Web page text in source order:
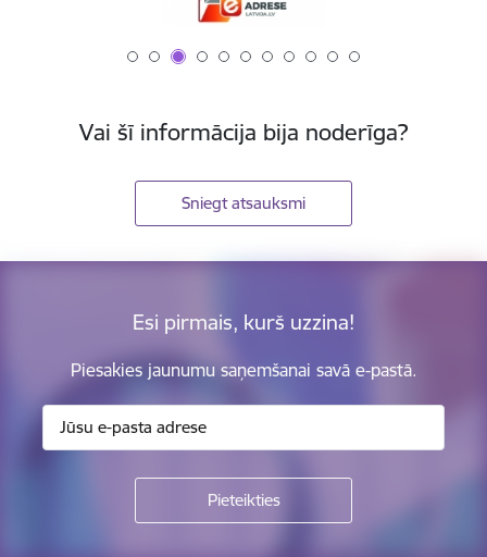
Vai šī informācija bija noderīga?
Sniegt atsauksmi
Esi pirmais, kurš uzzina!
Piesakies jaunumu saņemšanai savā e-pastā.